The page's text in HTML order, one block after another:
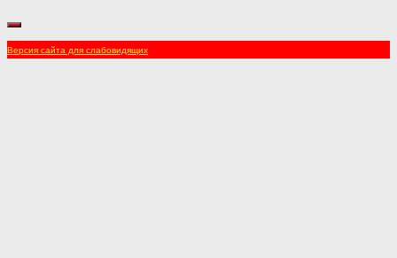
Версия сайта для слабовидящих